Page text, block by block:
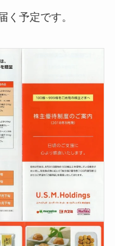
く予定です。